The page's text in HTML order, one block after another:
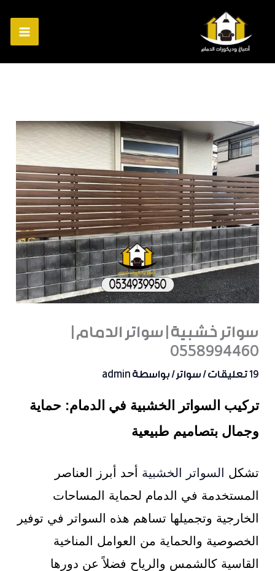
المحتوى
سواتر خشبية | سواتر الدمام |
0558994460
19 تعليقات /سواتر/ بواسطةadmin
تركيب السواتر الخشبية في الدمام: حماية
وجمال بتصاميم طبيعية
تشكل السواتر الخشبية أحد أبرز العناصر
المستخدمة في الدمام لحماية المساحات
الخارجية وتجميلها تساهم هذه السواتر في توفير
الخصوصية والحماية من العوامل المناخية
القاسية كالشمس والرياح فضلاً عن دورها